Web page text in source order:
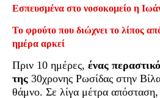
Εσπευσμένα στο νοσοκομείο η
Το φρούτο που διώχνει το λίπος
ημέρα αρκεί
Πριν 10 ημέρες, ένας
της 30χρονης Ρωσίδας στην
θάμνο. Σε λίγα μέτρα απόσταση,